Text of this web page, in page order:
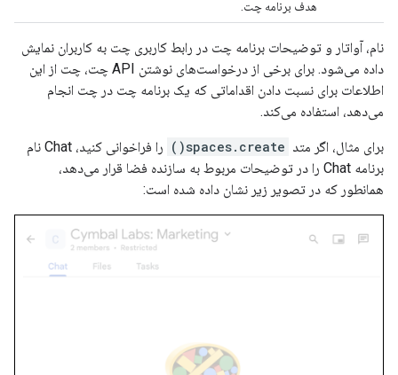
هدف برنامه چت.
نام، آواتار و توضیحات برنامه چت در رابط کاربری چت به کاربران نمایش
داده می‌شود. برای برخی از درخواست‌های نوشتن API چت، چت از این
اطلاعات برای نسبت دادن اقداماتی که یک برنامه چت در چت انجام
می‌دهد، استفاده می‌کند.
برای مثال، اگر متد spaces.create()
را فراخوانی کنید، Chat نام
برنامه Chat را در توضیحات مربوط به سازنده فضا قرار می‌دهد،
همانطور که در تصویر زیر نشان داده شده است: